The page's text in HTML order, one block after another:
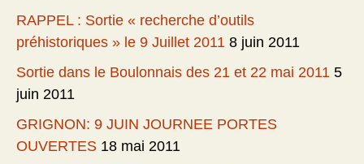
RAPPEL : Sortie « recherche d’outils
préhistoriques » le 9 Juillet 2011 8 juin 2011
Sortie dans le Boulonnais des 21 et 22 mai 2011 5
juin 2011
GRIGNON: 9 JUIN JOURNEE PORTES
OUVERTES 18 mai 2011